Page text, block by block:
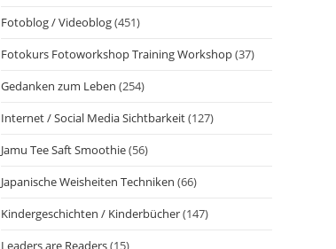
Fotoblog / Videoblog(451)
Fotokurs Fotoworkshop Training Workshop(37)
Gedanken zum Leben (254)
Internet / Social Media Sichtbarkeit(127)
Jamu Tee Saft Smoothie(56)
Japanische Weisheiten Techniken (66)
Kindergeschichten / Kinderbücher(147)
Leaders are Readers(15)